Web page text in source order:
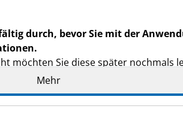
durch, bevor Sie mit der
möchten Sie diese später noch­mals
Arzt oder von medizinischem
Ihren Arzt, Ihr medizinisches
Mehr